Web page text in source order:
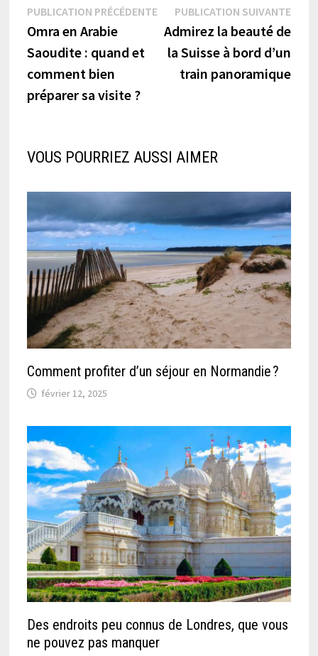
Navigation
de
l’article
PUBLICATION PRÉCÉDENTEPublication
précédente :
Omra en Arabie
Saoudite : quand et
comment bien
préparer sa visite ?
PUBLICATION SUIVANTE
Admirez la beauté de
la Suisse à bord d’un
train panoramique
VOUS POURRIEZ AUSSI AIMER
Comment profiter d’un séjour en Normandie ?
février 12, 2025
Des endroits peu connus de Londres, que vous
ne pouvez pas manquer